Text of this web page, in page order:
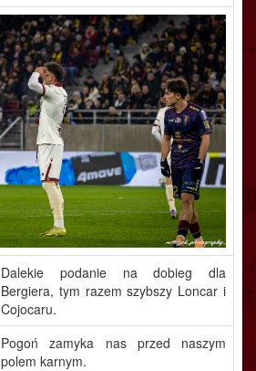
Dalekie podanie na dobieg dla
Bergiera, tym razem szybszy Loncar i
Cojocaru.
Pogoń zamyka nas przed naszym
polem karnym.